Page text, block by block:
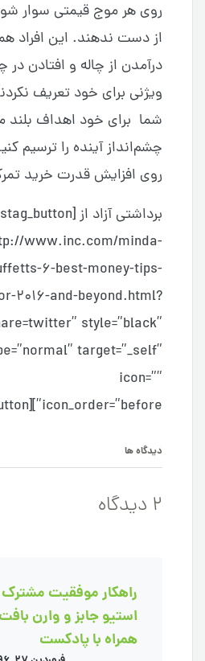
روی هر موج قیمتی سوار
از دست ندهند. این افراد
درآمدن از چاله و افتادن
ویژنی برای خود تعریف
شما برای خود اهداف
چشم‌انداز آینده را ترسیم
روی افزایش قدرت خرید
برداشتی آزاد از [stag_button
www.inc.com/minda-
6-best-money-tips-
2016-and-beyond.html?
style=”black”
target=”_self”
icon=””
icon_order=”before”]inc[/stag_button]
دیدگاه ها
2 دیدگاه
راهکار موفقیت
استیو جابز و وارن
همراه با پادکست